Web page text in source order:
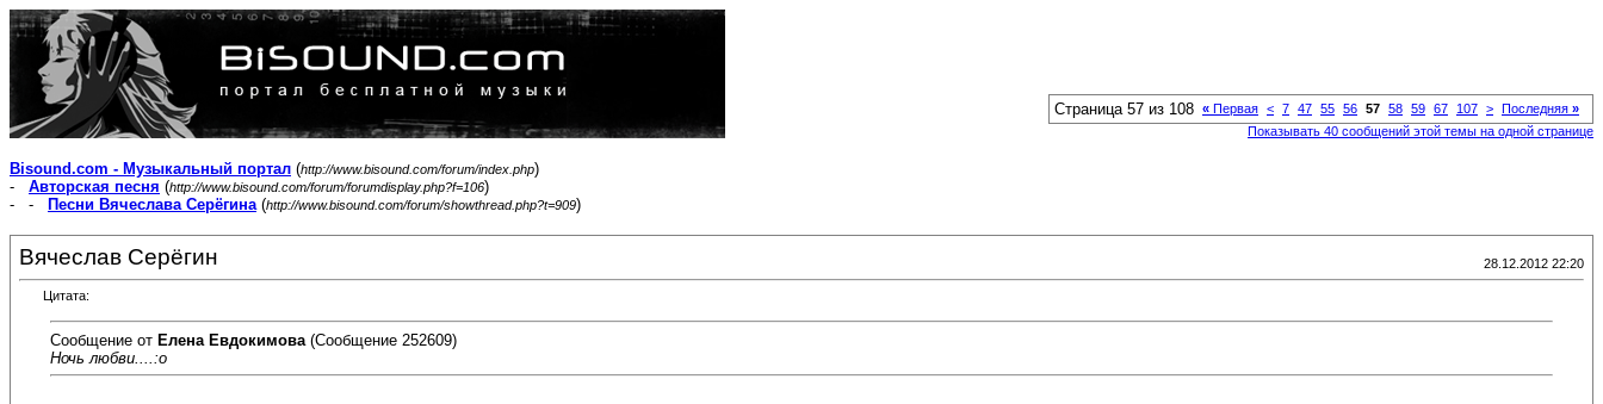
Страница 57 из 108 « Первая < 7 47 55 56 57 58 59 67 107 > Последняя »
Показывать 40 сообщений этой темы на одной странице
Bisound.com - Музыкальный портал (http://www.bisound.com/forum/index.php)
- Авторская песня (http://www.bisound.com/forum/forumdisplay.php?f=106)
- -
Песни Вячеслава Серёгина(http://www.bisound.com/forum/showthread.php?t=909)
Вячеслав Серёгин 28.12.2012 22:20
Цитата:
Сообщение от Елена Евдокимова (Сообщение 252609)
Ночь любви....:o